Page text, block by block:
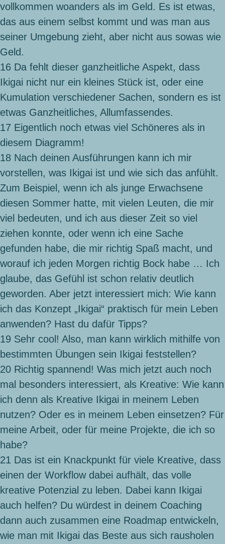
vollkommen woanders als im Geld. Es ist etwas,
das aus einem selbst kommt und was man aus
seiner Umgebung zieht, aber nicht aus sowas wie
Geld.
16 Da fehlt dieser ganzheitliche Aspekt, dass
Ikigai nicht nur ein kleines Stück ist, oder eine
Kumulation verschiedener Sachen, sondern es ist
etwas Ganzheitliches, Allumfassendes.
17 Eigentlich noch etwas viel Schöneres als in
diesem Diagramm!
18 Nach deinen Ausführungen kann ich mir
vorstellen, was Ikigai ist und wie sich das anfühlt.
Zum Beispiel, wenn ich als junge Erwachsene
diesen Sommer hatte, mit vielen Leuten, die mir
viel bedeuten, und ich aus dieser Zeit so viel
ziehen konnte, oder wenn ich eine Sache
gefunden habe, die mir richtig Spaß macht, und
worauf ich jeden Morgen richtig Bock habe … Ich
glaube, das Gefühl ist schon relativ deutlich
geworden. Aber jetzt interessiert mich: Wie kann
ich das Konzept „Ikigai“ praktisch für mein Leben
anwenden? Hast du dafür Tipps?
19 Sehr cool! Also, man kann wirklich mithilfe von
bestimmten Übungen sein Ikigai feststellen?
20 Richtig spannend! Was mich jetzt auch noch
mal besonders interessiert, als Kreative: Wie kann
ich denn als Kreative Ikigai in meinem Leben
nutzen? Oder es in meinem Leben einsetzen? Für
meine Arbeit, oder für meine Projekte, die ich so
habe?
21 Das ist ein Knackpunkt für viele Kreative, dass
einen der Workflow dabei aufhält, das volle
kreative Potenzial zu leben. Dabei kann Ikigai
auch helfen? Du würdest in deinem Coaching
dann auch zusammen eine Roadmap entwickeln,
wie man mit Ikigai das Beste aus sich rausholen